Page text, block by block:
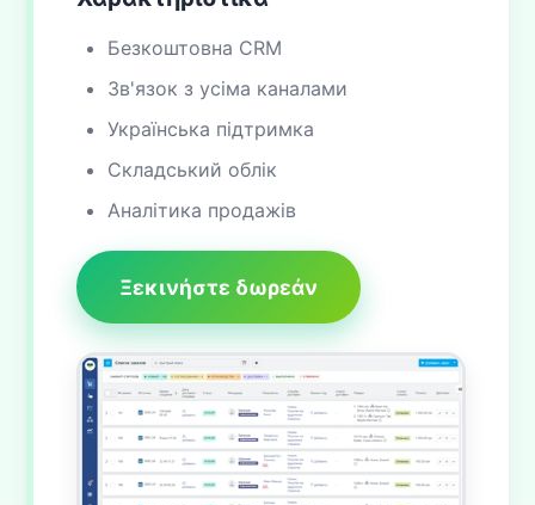
Безкоштовна CRM
Зв'язок з усіма каналами
Українська підтримка
Складський облік
Аналітика продажів
Ξεκινήστε δωρεάν